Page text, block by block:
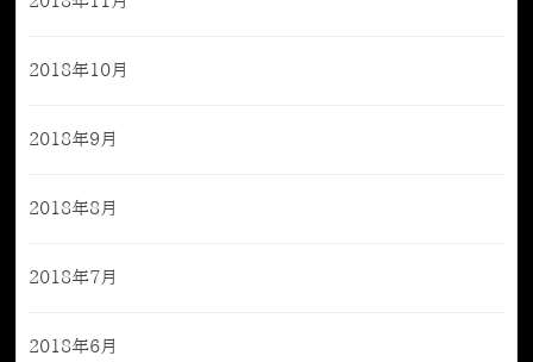
2018年10月
2018年9月
2018年8月
2018年7月
2018年6月